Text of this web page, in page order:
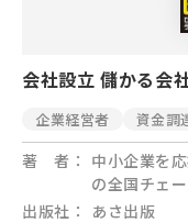
会社設立 儲かる会
企業経営者 資金調
著 者
中小企業を
の全国チェ
出版社
あさ出版